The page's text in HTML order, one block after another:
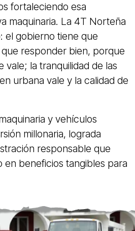
fortaleciendo esa
maquinaria. La 4T Norteña
el gobierno tiene que
responder bien, porque
vale; la tranquilidad de las
urbana vale y la calidad de
y vehículos
millonaria, lograda
responsable que
beneficios tangibles para